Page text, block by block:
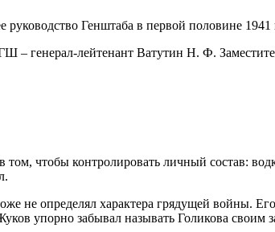
Генштаба в первой половине 1941
– генерал-лейтенант Ватутин Н. Ф.
том, чтобы контролировать личный состав:
не определял характера грядущей войны.
упорно забывал называть Голикова